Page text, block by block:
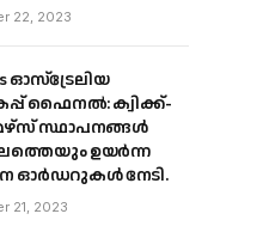
22, 2023
ഓസ്‌ട്രേലിയ
ഫൈനൽ: ക്വിക്ക്-
സ്ഥാപനങ്ങൾ
ഉയർന്ന
ഓർഡറുകൾ നേടി.
21, 2023